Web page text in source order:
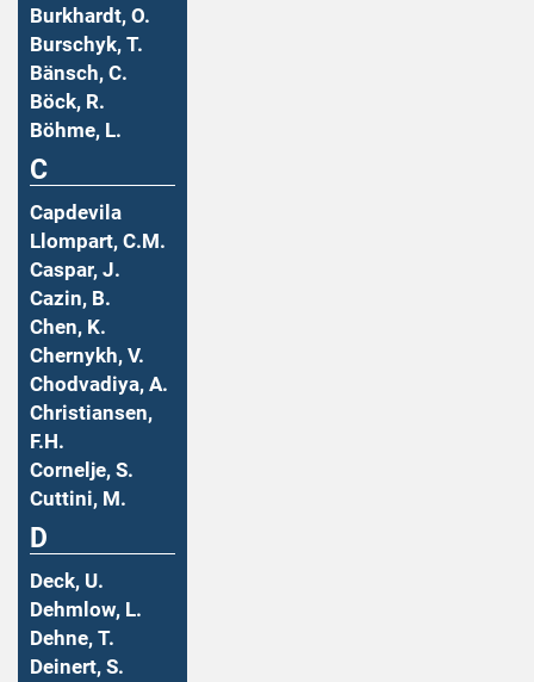
Burkhardt, O.
Burschyk, T.
Bänsch, C.
Böck, R.
Böhme, L.
C
Capdevila
Llompart, C.M.
Caspar, J.
Cazin, B.
Chen, K.
Chernykh, V.
Chodvadiya, A.
Christiansen,
F.H.
Cornelje, S.
Cuttini, M.
D
Deck, U.
Dehmlow, L.
Dehne, T.
Deinert, S.